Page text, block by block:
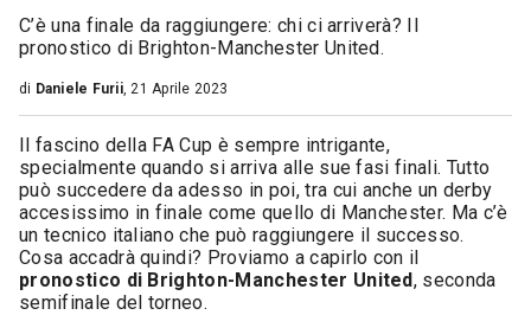
C’è una finale da raggiungere: chi ci arriverà? Il
pronostico di Brighton-Manchester United.
di Daniele Furii, 21 Aprile 2023
Il fascino della FA Cup è sempre intrigante,
specialmente quando si arriva alle sue fasi finali. Tutto
può succedere da adesso in poi, tra cui anche un derby
accesissimo in finale come quello di Manchester. Ma c’è
un tecnico italiano che può raggiungere il successo.
Cosa accadrà quindi? Proviamo a capirlo con il
pronostico di Brighton-Manchester United, seconda
semifinale del torneo.